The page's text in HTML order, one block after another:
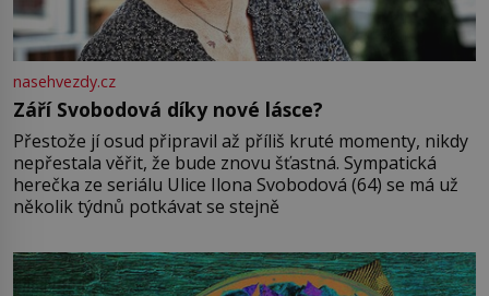
nasehvezdy.cz
Září Svobodová díky nové lásce?
Přestože jí osud připravil až příliš kruté momenty, nikdy
nepřestala věřit, že bude znovu šťastná. Sympatická
herečka ze seriálu Ulice Ilona Svobodová (64) se má už
několik týdnů potkávat se stejně